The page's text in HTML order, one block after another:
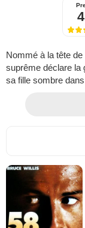
Nommé à la tête
suprême déclare la
sa fille sombre